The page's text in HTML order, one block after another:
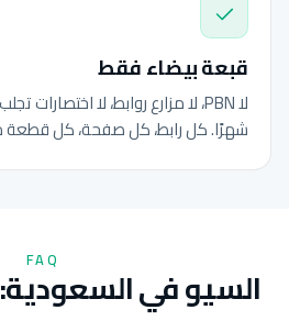
قبعة بيضاء فقط
شهرًا. كل رابط، كل صفحة، كل قطعة
FAQ
السيو في